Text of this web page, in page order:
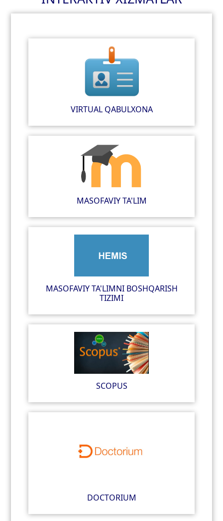
VIRTUAL QABULXONA
MASOFAVIY TA'LIM
MASOFAVIY TA'LIMNI BOSHQARISH
TIZIMI
SCOPUS
DOCTORIUM